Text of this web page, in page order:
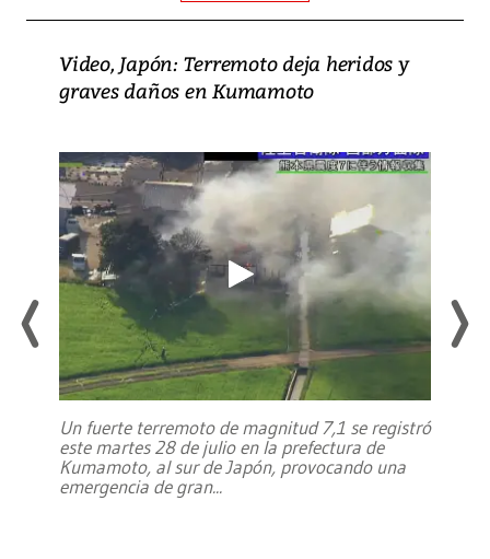
Video, Japón: Terremoto deja heridos y
graves daños en Kumamoto
Un fuerte terremoto de magnitud 7,1 se registró
este martes 28 de julio en la prefectura de
Kumamoto, al sur de Japón, provocando una
emergencia de gran...